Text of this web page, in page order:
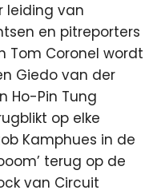
leiding van
en pitreporters
Tom Coronel wordt
Giedo van der
Ho-Pin Tung
op elke
Kamphues in de
terug op de
van Circuit